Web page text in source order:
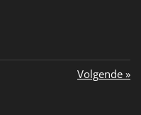
Volgende »